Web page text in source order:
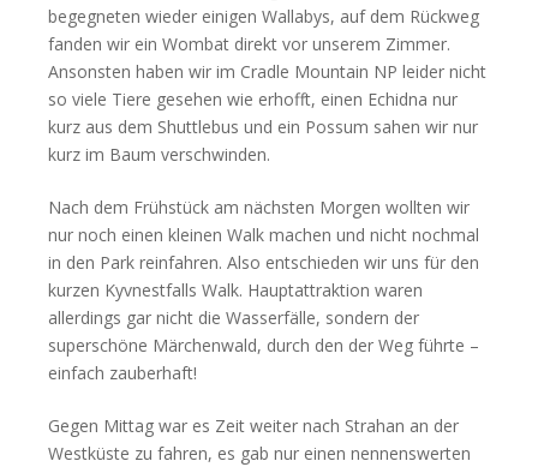
begegneten wieder einigen Wallabys, auf dem Rückweg
fanden wir ein Wombat direkt vor unserem Zimmer.
Ansonsten haben wir im Cradle Mountain NP leider nicht
so viele Tiere gesehen wie erhofft, einen Echidna nur
kurz aus dem Shuttlebus und ein Possum sahen wir nur
kurz im Baum verschwinden.
Nach dem Frühstück am nächsten Morgen wollten wir
nur noch einen kleinen Walk machen und nicht nochmal
in den Park reinfahren. Also entschieden wir uns für den
kurzen Kyvnestfalls Walk. Hauptattraktion waren
allerdings gar nicht die Wasserfälle, sondern der
superschöne Märchenwald, durch den der Weg führte –
einfach zauberhaft!
Gegen Mittag war es Zeit weiter nach Strahan an der
Westküste zu fahren, es gab nur einen nennenswerten